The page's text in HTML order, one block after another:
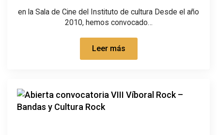
en la Sala de Cine del Instituto de cultura Desde el año
2010, hemos convocado…
Leer más